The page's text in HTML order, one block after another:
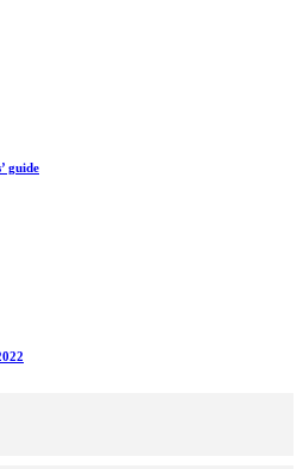
guide